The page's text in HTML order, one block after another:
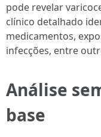
pode revelar
clínico detalhado
medicamentos,
infecções, entre
Análise
base